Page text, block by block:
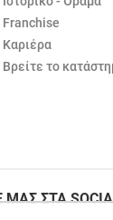
Franchise
Καριέρα
Βρείτε το
ΣΤΑ